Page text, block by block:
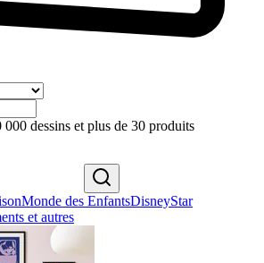
dessins et plus de 30 produits
Monde des EnfantsDisneyStar
et autres